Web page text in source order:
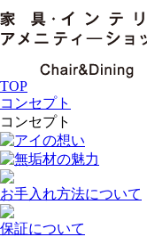
TOP
コンセプト
コンセプト
アイの想い
無垢材の魅力
お手入れ方法について
保証について